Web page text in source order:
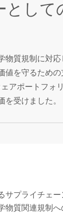
として
物質規制に対
値を守るための
ェアポートフォ
受けました。
サプライチェ
物質関連規制